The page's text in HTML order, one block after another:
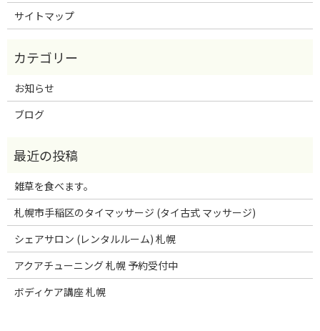
サイトマップ
お知らせ
ブログ
雑草を食べます。
札幌市手稲区のタイマッサージ (タイ古式 マッサージ)
シェアサロン (レンタルルーム) 札幌
アクアチューニング 札幌 予約受付中
ボディケア講座 札幌